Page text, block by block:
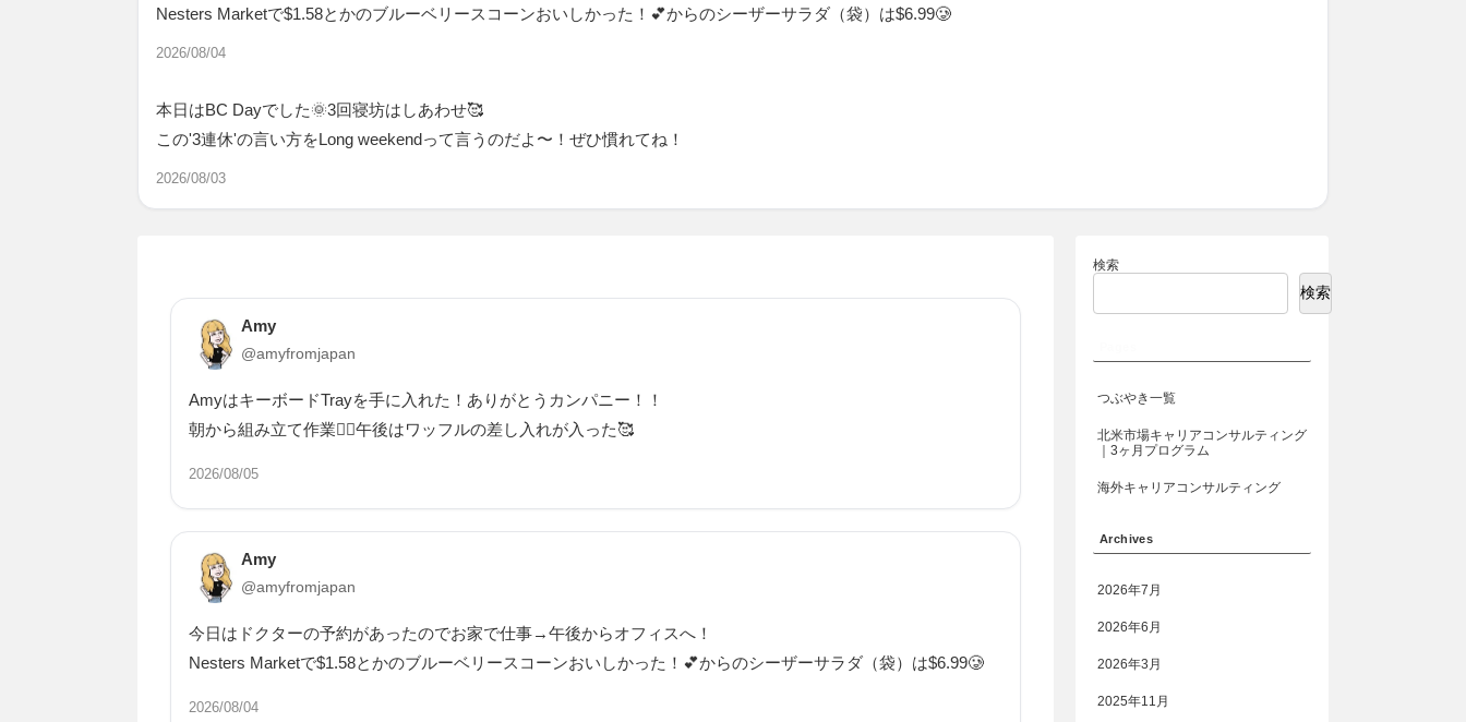
Nesters Marketで$1.58とかのブルーベリースコーンおいしかった！💕からのシーザーサラダ（袋）は$6.99🥲
2026/08/04
本日はBC Dayでした🌞3回寝坊はしあわせ🥰
この'3連休'の言い方をLong weekendって言うのだよ〜！ぜひ慣れてね！
2026/08/03
Amy
@amyfromjapan
AmyはキーボードTrayを手に入れた！ありがとうカンパニー！！
朝から組み立て作業👷‍♂️午後はワッフルの差し入れが入った🥰
2026/08/05
Amy
@amyfromjapan
今日はドクターの予約があったのでお家で仕事→午後からオフィスへ！
Nesters Marketで$1.58とかのブルーベリースコーンおいしかった！💕からのシーザーサラダ（袋）は$6.99🥲
2026/08/04
検索
検索
つぶやき一覧
北米市場キャリアコンサルティング
｜3ヶ月プログラム
海外キャリアコンサルティング
Archives
2026年7月
2026年6月
2026年3月
2025年11月